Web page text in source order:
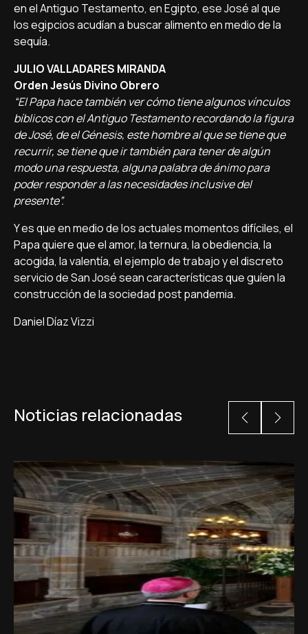
en el Antiguo Testamento, en Egipto, ese José al que
los egipcios acudían a buscar alimento en medio de la
sequía.
JULIO VALLADARES MIRANDA
Orden Jesús Divino Obrero
“El Papa hace también ver cómo tiene algunos vínculos
bíblicos con el Antiguo Testamento recordando la figura
de José, de el Génesis, este hombre al que se tiene que
recurrir, se tiene que ir también para tener de algún
modo una respuesta, alguna palabra de ánimo para
poder responder a las necesidades inclusive del
presente”.
Y es que en medio de los actuales momentos difíciles, el
Papa quiere que el amor, la ternura, la obediencia, la
acogida, la valentía, el ejemplo de trabajo y el discreto
servicio de San José sean características que guíen la
construcción de la sociedad post pandemia.
Daniel Díaz Vizzi
Noticias relacionadas